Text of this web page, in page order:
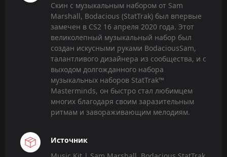
Скин с музыкальным набором от Sam
Marshall, Bodacious (StatTrak) был впервые
замечен в CS2 16 апреля 2020 года. Этот
великолепный музыкальный набор был
создан искусными руками BodaciousSam,
талантливого дизайнера из сообщества, и с
выходом долгожданного набора
музыкальных наборов StatTrak™
Masterminds, он быстро стал любимцем
многих благодаря своим заразительным
ритмам и завораживающим мелодиям.
Источник